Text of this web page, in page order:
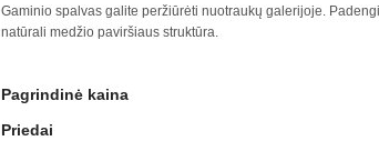
Gaminio spalvas galite peržiūrėti nuotraukų galerijoje.
natūrali medžio paviršiaus struktūra.
Pagrindinė kaina
Priedai